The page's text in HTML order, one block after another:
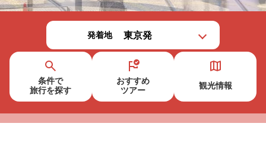
発着地
条件で
旅行を探す
おすすめ
ツアー
観光情報